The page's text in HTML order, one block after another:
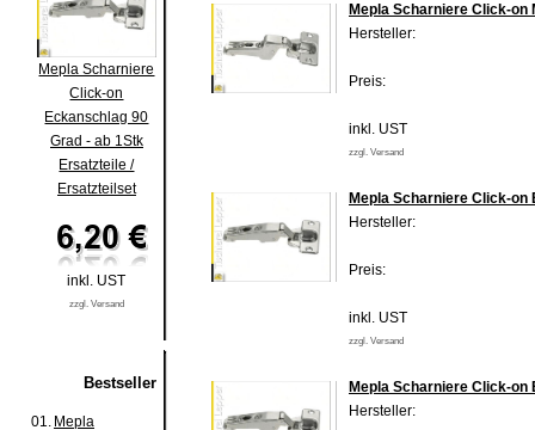
Mepla Scharniere
Click-on
Eckanschlag 90
Grad - ab 1Stk
Ersatzteile /
Ersatzteilset
inkl. UST
zzgl. Versand
Bestseller
01. Mepla
Mepla Scharniere Click-on
Hersteller:
Preis:
inkl. UST
zzgl. Versand
Mepla Scharniere Click-on
Hersteller:
Preis:
inkl. UST
zzgl. Versand
Mepla Scharniere Click-on
Hersteller: